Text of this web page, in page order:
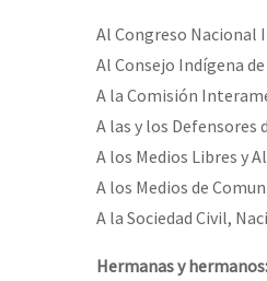
[CDMX – 20 julio]
“Sonhando a Terra do
Se o México sabe, que
Al Congreso Nacional
Al Consejo Indígena
A la Comisión
A las y los Defensores
A los Medios Libres y
A los Medios de
A la Sociedad Civil,
Hermanas y hermanos: